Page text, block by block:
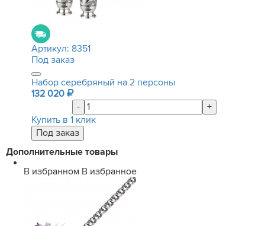
Артикул: 8351
Под заказ
Набор серебряный на 2 персоны
132 020
-
+
Купить в 1 клик
Дополнительные товары
В избранном В избранное